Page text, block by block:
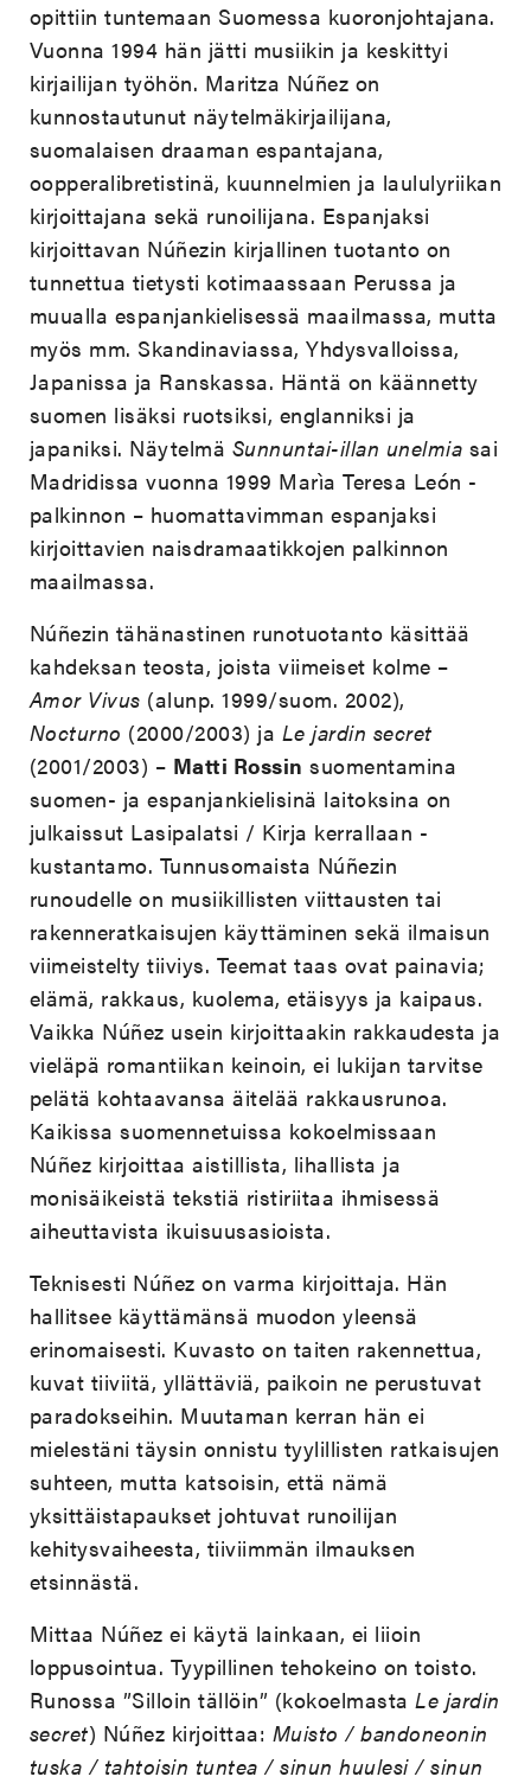
opittiin tuntemaan Suomessa kuoronjohtajana.
Vuonna 1994 hän jätti musiikin ja keskittyi
kirjailijan työhön. Maritza Núñez on
kunnostautunut näytelmäkirjailijana,
suomalaisen draaman espantajana,
oopperalibretistinä, kuunnelmien ja laululyriikan
kirjoittajana sekä runoilijana. Espanjaksi
kirjoittavan Núñezin kirjallinen tuotanto on
tunnettua tietysti kotimaassaan Perussa ja
muualla espanjankielisessä maailmassa, mutta
myös mm. Skandinaviassa, Yhdysvalloissa,
Japanissa ja Ranskassa. Häntä on käännetty
suomen lisäksi ruotsiksi, englanniksi ja
japaniksi. Näytelmä Sunnuntai-illan unelmia sai
Madridissa vuonna 1999 Marìa Teresa León -
palkinnon – huomattavimman espanjaksi
kirjoittavien naisdramaatikkojen palkinnon
maailmassa.
Núñezin tähänastinen runotuotanto käsittää
kahdeksan teosta, joista viimeiset kolme –
Amor Vivus (alunp. 1999/suom. 2002),
Nocturno (2000/2003) ja Le jardin secret
(2001/2003) – Matti Rossin suomentamina
suomen- ja espanjankielisinä laitoksina on
julkaissut Lasipalatsi / Kirja kerrallaan -
kustantamo. Tunnusomaista Núñezin
runoudelle on musiikillisten viittausten tai
rakenneratkaisujen käyttäminen sekä ilmaisun
viimeistelty tiiviys. Teemat taas ovat painavia;
elämä, rakkaus, kuolema, etäisyys ja kaipaus.
Vaikka Núñez usein kirjoittaakin rakkaudesta ja
vieläpä romantiikan keinoin, ei lukijan tarvitse
pelätä kohtaavansa äitelää rakkausrunoa.
Kaikissa suomennetuissa kokoelmissaan
Núñez kirjoittaa aistillista, lihallista ja
monisäikeistä tekstiä ristiriitaa ihmisessä
aiheuttavista ikuisuusasioista.
Teknisesti Núñez on varma kirjoittaja. Hän
hallitsee käyttämänsä muodon yleensä
erinomaisesti. Kuvasto on taiten rakennettua,
kuvat tiiviitä, yllättäviä, paikoin ne perustuvat
paradokseihin. Muutaman kerran hän ei
mielestäni täysin onnistu tyylillisten ratkaisujen
suhteen, mutta katsoisin, että nämä
yksittäistapaukset johtuvat runoilijan
kehitysvaiheesta, tiiviimmän ilmauksen
etsinnästä.
Mittaa Núñez ei käytä lainkaan, ei liioin
loppusointua. Tyypillinen tehokeino on toisto.
Runossa ”Silloin tällöin” (kokoelmastaLe jardin
secret) Núñez kirjoittaa: Muisto / bandoneonin
tuska / tahtoisin tuntea / sinun huulesi / sinun